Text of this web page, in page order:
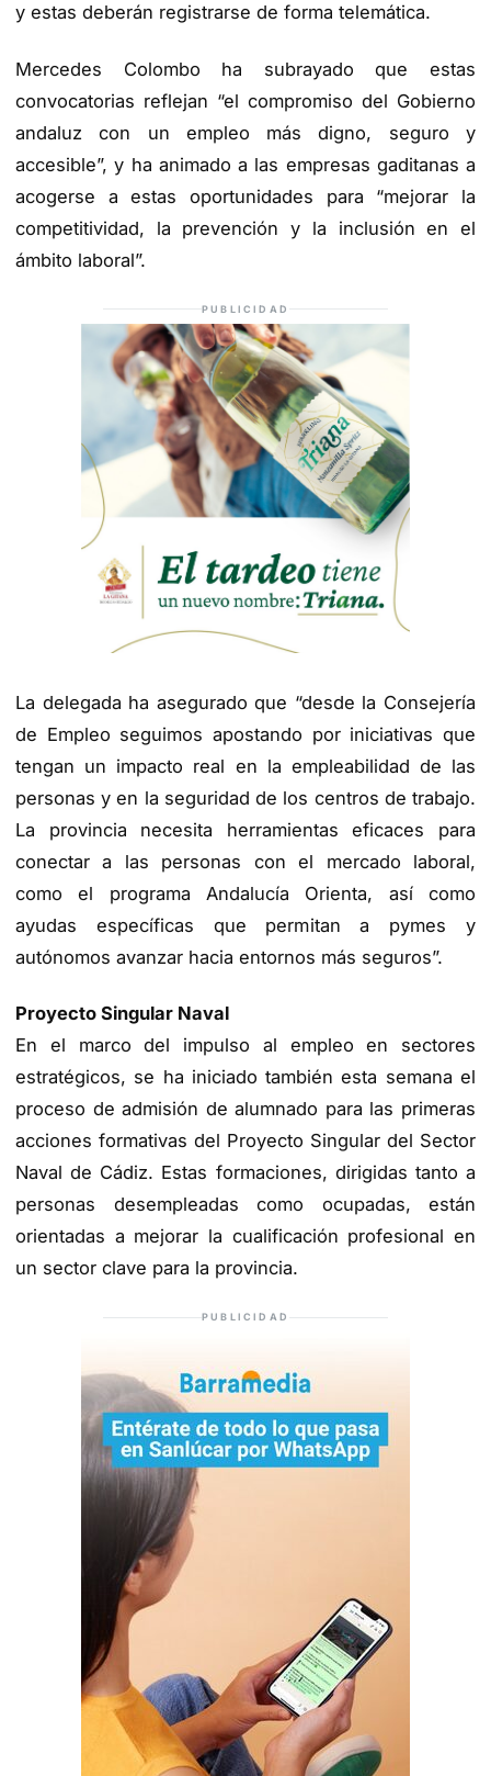
y estas deberán registrarse de forma telemática.
Mercedes Colombo ha subrayado que estas
convocatorias reflejan “el compromiso del Gobierno
andaluz con un empleo más digno, seguro y
accesible”, y ha animado a las empresas gaditanas a
acogerse a estas oportunidades para “mejorar la
competitividad, la prevención y la inclusión en el
ámbito laboral”.
PUBLICIDAD
La delegada ha asegurado que “desde la Consejería
de Empleo seguimos apostando por iniciativas que
tengan un impacto real en la empleabilidad de las
personas y en la seguridad de los centros de trabajo.
La provincia necesita herramientas eficaces para
conectar a las personas con el mercado laboral,
como el programa Andalucía Orienta, así como
ayudas específicas que permitan a pymes y
autónomos avanzar hacia entornos más seguros”.
Proyecto Singular Naval
En el marco del impulso al empleo en sectores
estratégicos, se ha iniciado también esta semana el
proceso de admisión de alumnado para las primeras
acciones formativas del Proyecto Singular del Sector
Naval de Cádiz. Estas formaciones, dirigidas tanto a
personas desempleadas como ocupadas, están
orientadas a mejorar la cualificación profesional en
un sector clave para la provincia.
PUBLICIDAD